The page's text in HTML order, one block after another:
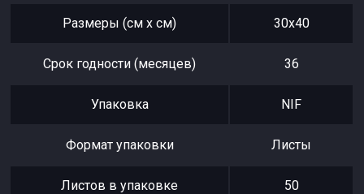
Размеры (см x см) 30х40
Срок годности (месяцев) 36
Упаковка NIF
Формат упаковки Листы
Листов в упаковке 50